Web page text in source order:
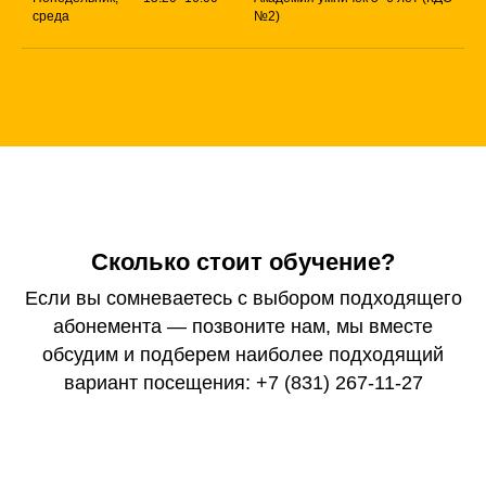
среда
№2)
Сколько стоит обучение?
Если вы сомневаетесь с выбором подходящего
абонемента — позвоните нам, мы вместе
обсудим и подберем наиболее подходящий
вариант посещения: +7 (831) 267-11-27